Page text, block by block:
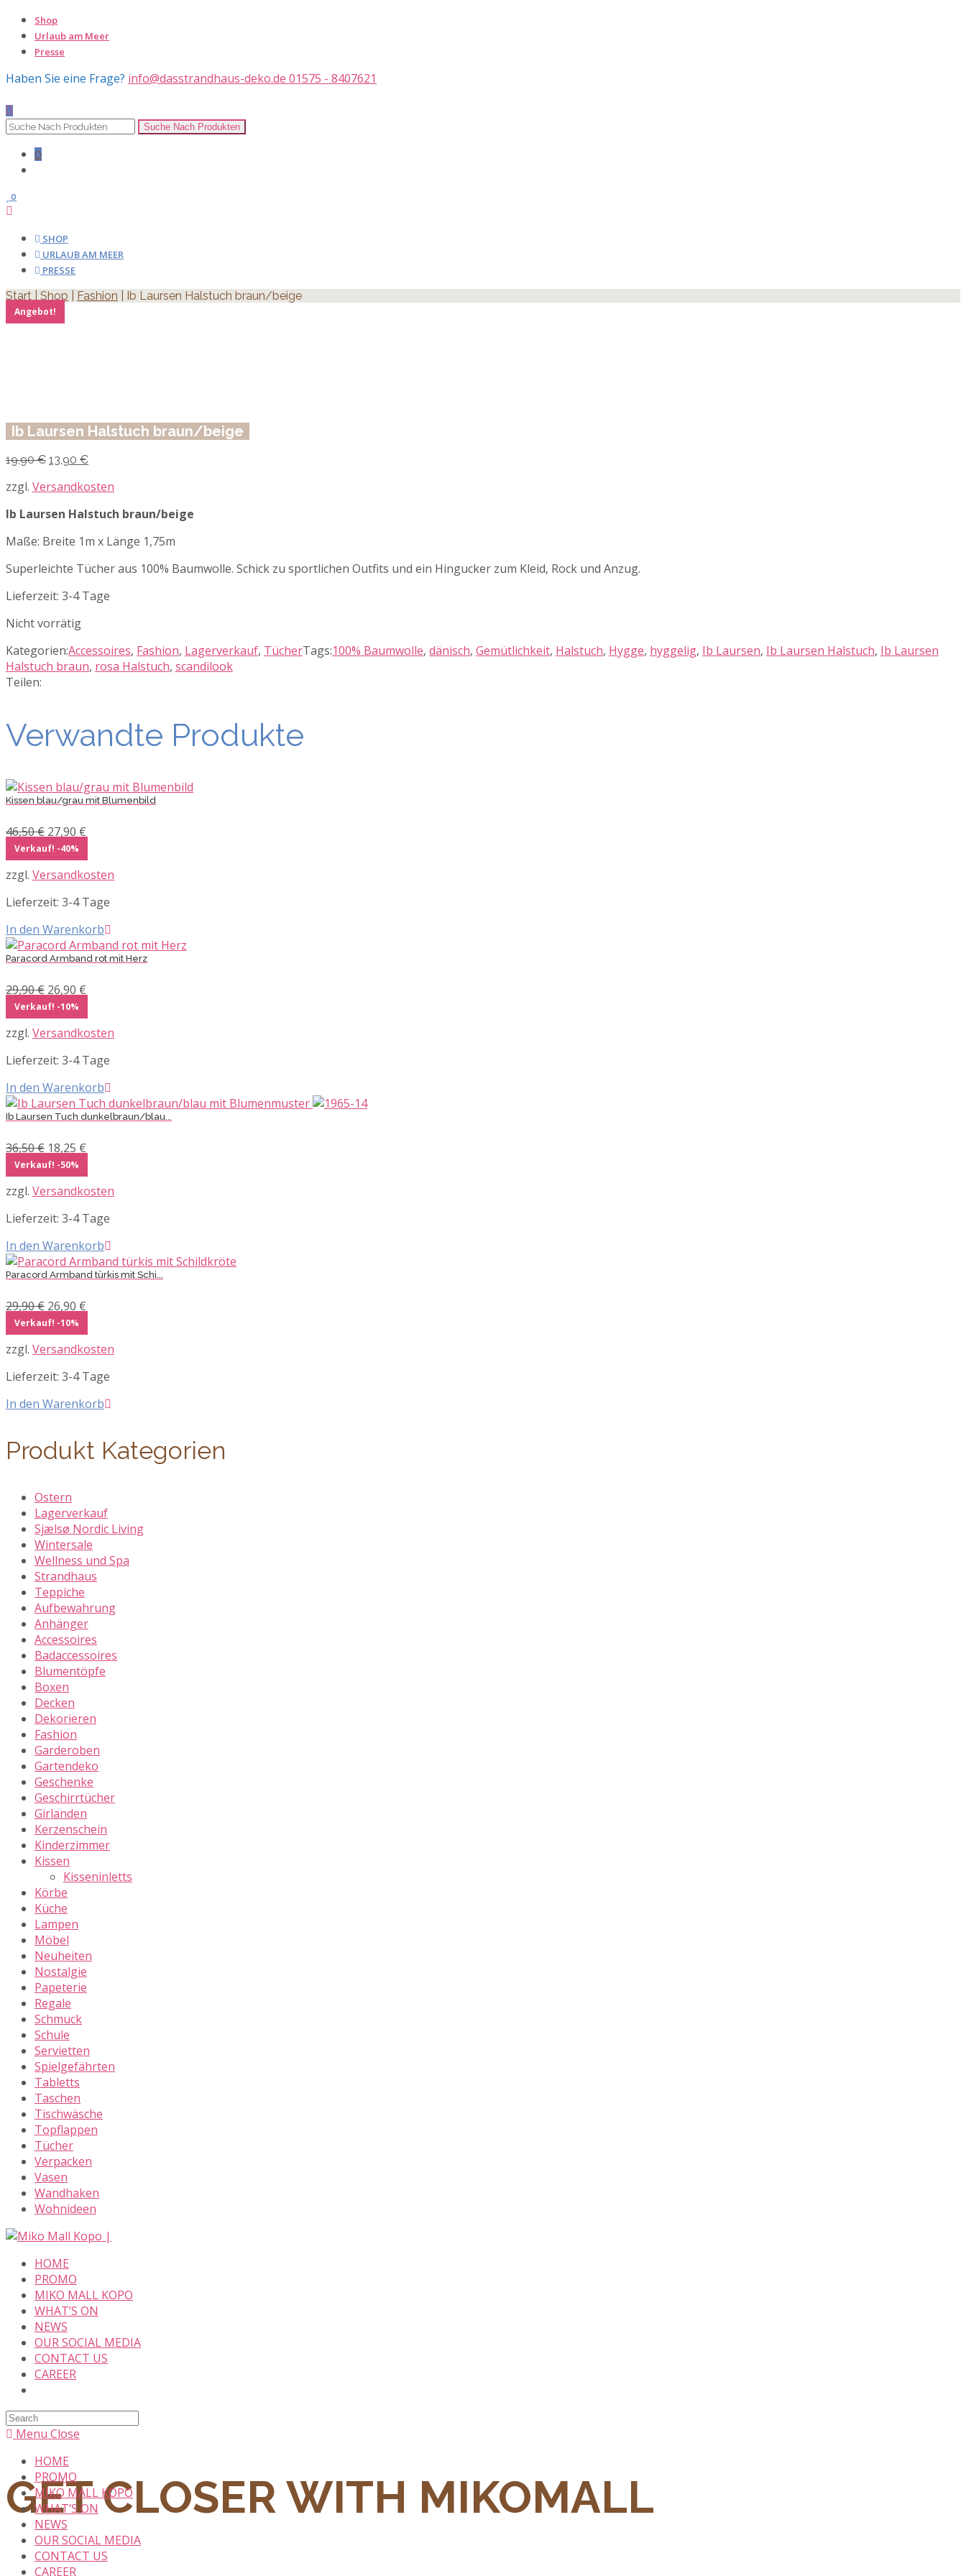
Shop
Urlaub am Meer
Presse
Haben Sie eine Frage? info@dasstrandhaus-deko.de 01575 - 8407621
0
0
SHOP
URLAUB AM MEER
PRESSE
Start Shop Fashion | Ib Laursen Halstuch braun/beige
Angebot!
Ib Laursen Halstuch braun/beige
19,90€ Ursprünglicher
war:
13,90 €Aktueller
ist:
zzgl. Versandkosten
Ib Laursen Halstuch braun/beige
Maße: Breite 1m x Länge 1,75m
Superleichte Tücher aus 100% Baumwolle. Schick zu sportlichen Outfits und ein Hingucker zum Kleid, Rock und Anzug.
Lieferzeit: 3-4 Tage
Nicht vorrätig
Kategorien:Accessoires, Fashion, Lagerverkauf, TücherTags:100% Baumwolle, dänisch, Gemütlichkeit, Halstuch, Hygge, hyggelig, Ib Laursen, Ib Laursen Halstuch, Ib Laursen
Halstuch braun, rosa Halstuch, scandilook
Teilen:
Verwandte Produkte
Kissen blau/grau mit Blumenbild
46,50€ Ursprünglicher
Preis
war:
46,50 €
27,90 €
ist:
27,90 €.
Verkauf! -40%
zzgl. Versandkosten
Lieferzeit: 3-4 Tage
In den Warenkorb
Paracord Armband rot mit Herz
29,90€ Ursprünglicher
Preis
war:
29,90 €
26,90 €
ist:
26,90 €.
Verkauf! -10%
zzgl. Versandkosten
Lieferzeit: 3-4 Tage
In den Warenkorb
Ib Laursen Tuch dunkelbraun/blau...
36,50€ Ursprünglicher
Preis
war:
36,50 €
18,25 €
ist:
18,25 €.
Verkauf! -50%
zzgl. Versandkosten
Lieferzeit: 3-4 Tage
In den Warenkorb
Paracord Armband türkis mit Schi...
29,90€ Ursprünglicher
Preis
war:
29,90 €
26,90 €
ist:
26,90 €.
Verkauf! -10%
zzgl. Versandkosten
Lieferzeit: 3-4 Tage
In den Warenkorb
Produkt Kategorien
Ostern
Lagerverkauf
Sjælsø Nordic Living
Wintersale
Wellness und Spa
Strandhaus
Teppiche
Aufbewahrung
Anhänger
Accessoires
Badaccessoires
Blumentöpfe
Boxen
Decken
Dekorieren
Fashion
Garderoben
Gartendeko
Geschenke
Geschirrtücher
Girlanden
Kerzenschein
Kinderzimmer
Kissen
Kisseninletts
Körbe
Küche
Lampen
Möbel
Neuheiten
Nostalgie
Papeterie
Regale
Schmuck
Schule
Servietten
Spielgefährten
Tabletts
Taschen
Tischwäsche
Topflappen
Tücher
Verpacken
Vasen
Wandhaken
Wohnideen
Skip
contentHOME
PROMO
MIKO MALL KOPO
WHAT’S ON
NEWS
OUR SOCIAL MEDIA
CONTACT US
CAREER
Search
thisMenu Close
HOME
PROMO
MIKO MALL KOPO
WHAT’S ON
NEWS
OUR SOCIAL MEDIA
CONTACT US
CAREER
GET CLOSER WITH MIKOMALL